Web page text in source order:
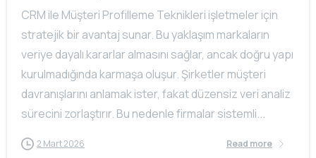
CRM ile Müşteri Profilleme Teknikleri işletmeler için
stratejik bir avantaj sunar. Bu yaklaşım markaların
veriye dayalı kararlar almasını sağlar, ancak doğru yapı
kurulmadığında karmaşa oluşur. Şirketler müşteri
davranışlarını anlamak ister, fakat düzensiz veri analiz
sürecini zorlaştırır. Bu nedenle firmalar sistemli...
2 Mart 2026 Read more